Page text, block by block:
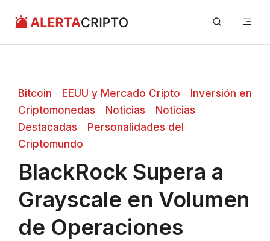
contenido
Bitcoin EEUU y Mercado Cripto
Inversión en
Criptomonedas
Noticias
Noticias
Destacadas
Personalidades del
Criptomundo
BlackRock Supera a
Grayscale en Volumen
de Operaciones